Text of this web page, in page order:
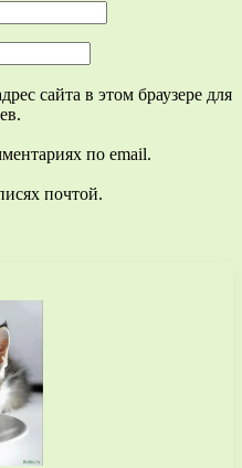
сайта в этом браузере для
по email.
почтой.